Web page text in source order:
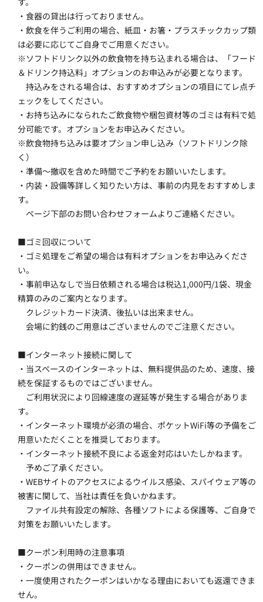
・食器の貸出は行っておりません。
・飲食を伴うご利用の場合、紙皿・お箸・プラスチックカップ類
は必要に応じてご自身でご用意ください。
※ソフトドリンク以外の飲食物を持ち込まれる場合は、「フード
＆ドリンク持込料」オプションのお申込みが必要となります。
持込みをされる場合は、おすすめオプションの項目にてレ点チ
ェックをしてください。
・お持ち込みになられたご飲食物や梱包資材等のゴミは有料で処
分可能です。オプションをお申込みください。
※飲食物持ち込みは要オプション申し込み（ソフトドリンク除
く）
・準備～撤収を含めた時間でご予約をお願いいたします。
・内装・設備等詳しく知りたい方は、事前の内見をおすすめしま
す。
ページ下部のお問い合わせフォームよりご連絡ください。
■ゴミ回収について
・ゴミ処理をご希望の場合は有料オプションをお申込みくださ
い。
・事前申込なしで当日依頼される場合は税込1,000円/1袋、現金
精算のみのご案内となります。
クレジットカード決済、後払いは出来ません。
会場に釣銭のご用意はございませんのでご注意ください。
■インターネット接続に関して
・当スペースのインターネットは、無料提供品のため、速度、接
続を保証するものではございません。
ご利用状況により回線速度の遅延等が発生する場合がありま
す。
・インターネット環境が必須の場合、ポケットWiFi等の予備をご
用意いただくことを推奨しております。
・インターネット接続不良による返金対応はいたしかねます。
予めご了承ください。
・WEBサイトのアクセスによるウイルス感染、スパイウェア等の
被害に関して、当社は責任を負いかねます。
ファイル共有設定の解除、各種ソフトによる保護等、ご自身で
対策をお願いいたします。
■クーポン利用時の注意事項
・クーポンの併用はできません。
・一度使用されたクーポンはいかなる理由においても返還できま
せん。